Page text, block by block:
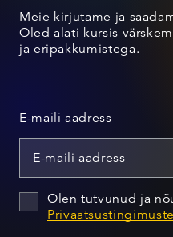
Meie kirjutame ja
Oled alati kursis
ja eripakkumistega.
E-maili aadress
Olen tutvunud ja